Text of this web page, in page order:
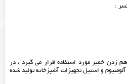
:
زدن خمیر مورد استفاده قرار می گیرد ، در
و استیل تجهیزات آشپزخانه تولید شده